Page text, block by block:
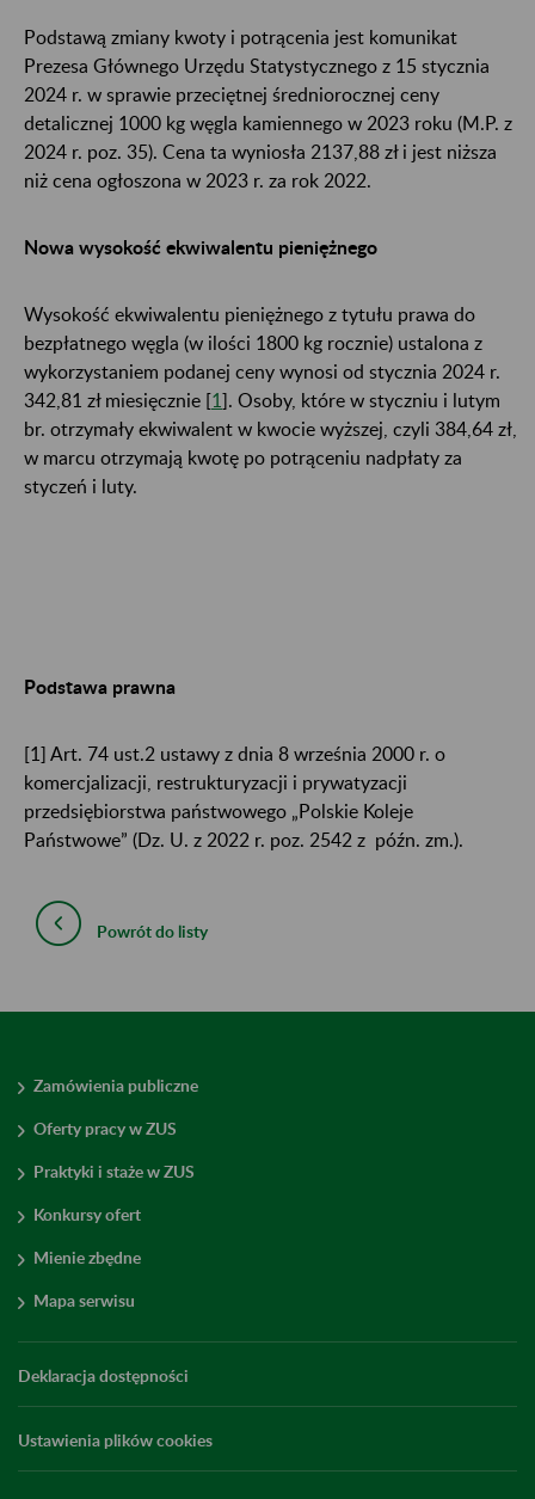
Podstawą zmiany kwoty i potrącenia jest komunikat
Prezesa Głównego Urzędu Statystycznego z 15 stycznia
2024 r. w sprawie przeciętnej średniorocznej ceny
detalicznej 1000 kg węgla kamiennego w 2023 roku (M.P. z
2024 r. poz. 35). Cena ta wyniosła 2137,88 zł i jest niższa
niż cena ogłoszona w 2023 r. za rok 2022.
Nowa wysokość ekwiwalentu pieniężnego
Wysokość ekwiwalentu pieniężnego z tytułu prawa do
bezpłatnego węgla (w ilości 1800 kg rocznie) ustalona z
wykorzystaniem podanej ceny wynosi od stycznia 2024 r.
342,81 zł miesięcznie [1]. Osoby, które w styczniu i lutym
br. otrzymały ekwiwalent w kwocie wyższej, czyli 384,64 zł,
w marcu otrzymają kwotę po potrąceniu nadpłaty za
styczeń i luty.
Podstawa prawna
[1] Art. 74 ust.2 ustawy z dnia 8 września 2000 r. o
komercjalizacji, restrukturyzacji i prywatyzacji
przedsiębiorstwa państwowego „Polskie Koleje
Państwowe” (Dz. U. z 2022 r. poz. 2542 z późn. zm.).
Powrót do listy
Zamówienia publiczne
Oferty pracy w ZUS
Praktyki i staże w ZUS
Konkursy ofert
Mienie zbędne
Mapa serwisu
Deklaracja dostępności
Ustawienia plików cookies